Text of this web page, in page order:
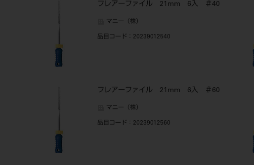
フレアーファイル 21mm 6入 ＃40
マニー（株）
品目コード ：20239012540
フレアーファイル 21mm 6入 ＃60
マニー（株）
品目コード ：20239012560